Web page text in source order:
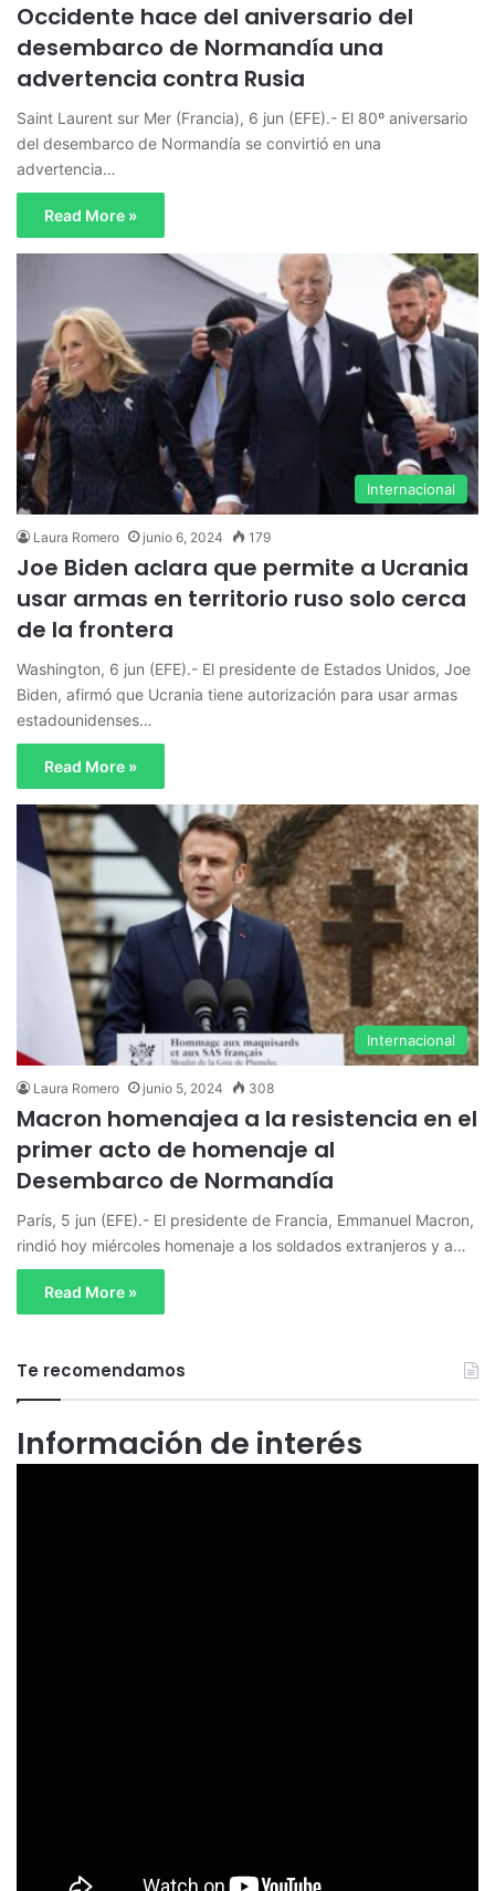
Occidente hace del aniversario del
desembarco de Normandía una
advertencia contra Rusia
Saint Laurent sur Mer (Francia), 6 jun (EFE).- El 80º aniversario
del desembarco de Normandía se convirtió en una
advertencia…
Read More »
Internacional
Laura Romero junio 6, 2024 179
Joe Biden aclara que permite a Ucrania
usar armas en territorio ruso solo cerca
de la frontera
Washington, 6 jun (EFE).- El presidente de Estados Unidos, Joe
Biden, afirmó que Ucrania tiene autorización para usar armas
estadounidenses…
Read More »
Internacional
Laura Romero junio 5, 2024 308
Macron homenajea a la resistencia en el
primer acto de homenaje al
Desembarco de Normandía
París, 5 jun (EFE).- El presidente de Francia, Emmanuel Macron,
rindió hoy miércoles homenaje a los soldados extranjeros y a…
Read More »
Te recomendamos
Información de interés